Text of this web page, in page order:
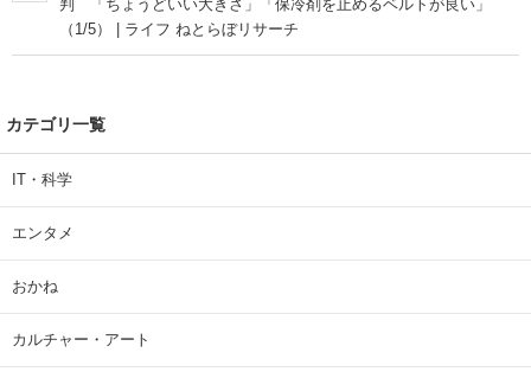
判 「ちょうどいい大きさ」「保冷剤を止めるベルトが良い」
（1/5） | ライフ ねとらぼリサーチ
カテゴリ一覧
IT・科学
エンタメ
おかね
カルチャー・アート